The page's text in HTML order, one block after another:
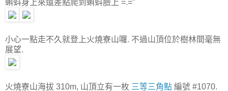
蝌蚪身上來還差點爬到蝌蚪臉上 =.="
小心一點走不久就登上火燒寮山囉. 不過山頂位於樹林間毫無
展望.
火燒寮山海拔 310m, 山頂立有一枚 三等三角點 編號 #1070.